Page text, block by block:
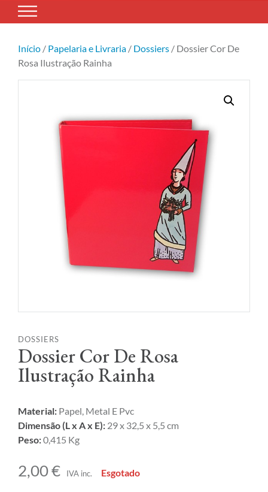
Início / Papelaria e Livraria / Dossiers / Dossier Cor De
Rosa Ilustração Rainha
DOSSIERS
Dossier Cor De Rosa
Ilustração Rainha
Material: Papel, Metal E Pvc
Dimensão (L x A x E): 29 x 32,5 x 5,5 cm
Peso:0,415 Kg
2,00€ IVA inc. Esgotado